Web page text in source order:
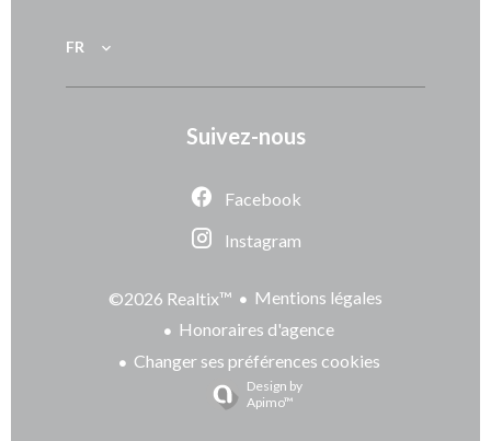
FR
Suivez-nous
Facebook
Instagram
©2026 Realtix™
Mentions légales
Honoraires d'agence
Changer ses préférences cookies
Design by
Apimo™